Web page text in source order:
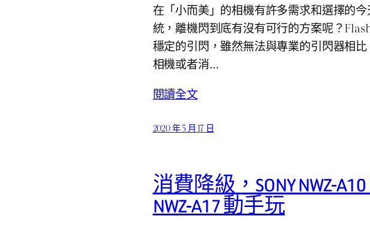
在「小而美」的相機有許多需求和選擇的
統，離機閃到底有沒有可行的方案呢？
穩定的引閃，雖然無法與專業的引閃器相
相機或者消…
閱讀全文
2020 年 5 月 17 日
消費降級，SONY NWZ-
NWZ-A17 動手玩